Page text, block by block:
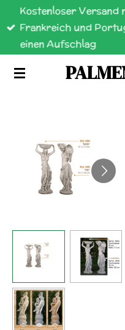
Zum
Hauptinhalt
springen
Kostenloser Versand
Frankreich und
einen Aufschlag